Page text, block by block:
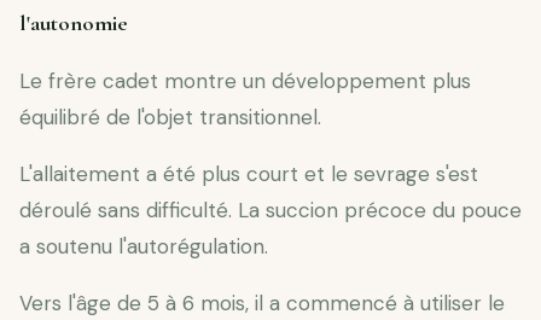
l'autonomie
Le frère cadet montre un développement plus
équilibré de l'objet transitionnel.
L'allaitement a été plus court et le sevrage s'est
déroulé sans difficulté. La succion précoce du pouce
a soutenu l'autorégulation.
Vers l'âge de 5 à 6 mois, il a commencé à utiliser le